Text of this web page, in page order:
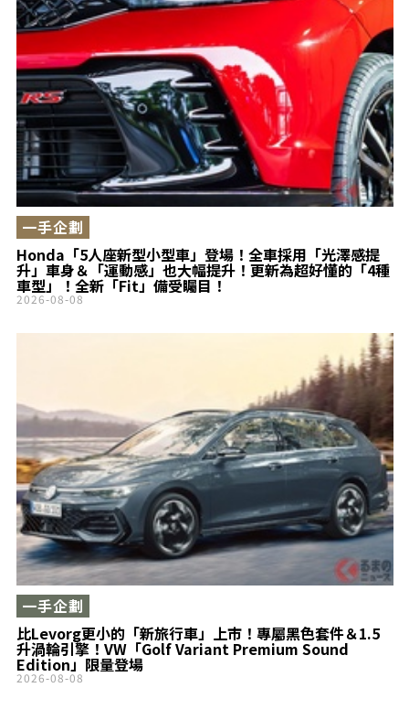
Honda「5人座新型小型車」登場！全車採用「光澤感提
升」車身＆「運動感」也大幅提升！更新為超好懂的「4種
車型」！全新「Fit」備受矚目！
一手企劃
2026-08-08
比Levorg更小的「新旅行車」上市！專屬黑色套件＆1.5
升渦輪引擎！VW「Golf Variant Premium Sound
Edition」限量登場
一手企劃
2026-08-08